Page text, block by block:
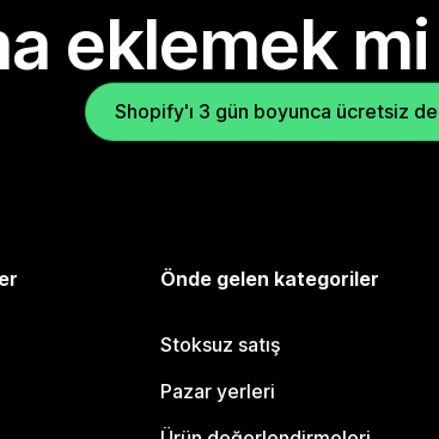
eklemek
Shopify'ı 3 gün boyunca ücretsiz
Önde gelen kategoriler
Stoksuz satış
Pazar yerleri